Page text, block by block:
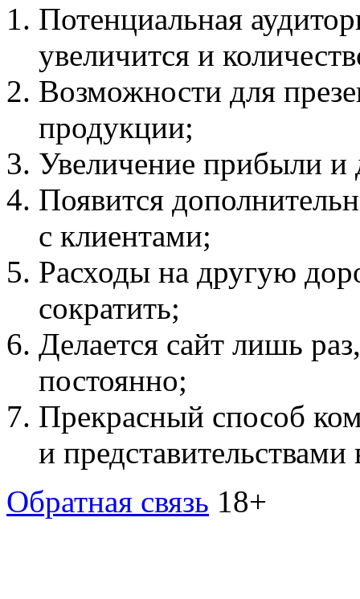
Потенциальная
увеличится и
Возможности для
продукции;
Увеличение прибыли и
Появится
с клиентами;
Расходы на другую
сократить;
Делается сайт лишь
постоянно;
Прекрасный способ
и
Обратная связь 18+